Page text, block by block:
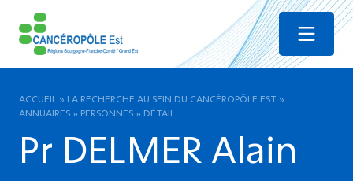
Menu
ACCUEIL » LA RECHERCHE AU SEIN DU CANCÉROPÔLE EST »
ANNUAIRES » PERSONNES » DÉTAIL
Pr DELMER Alain